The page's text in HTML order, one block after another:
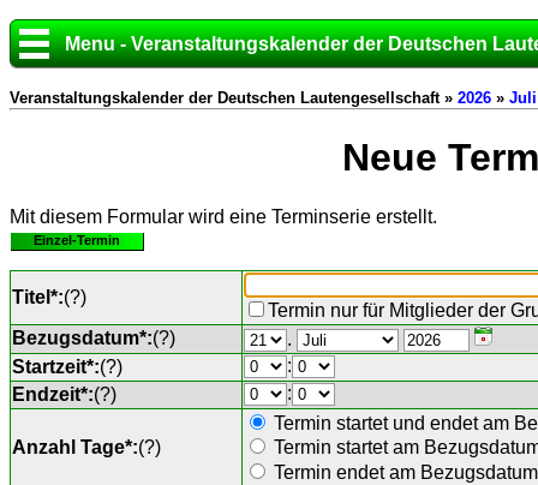
Menu - Veranstaltungskalender der Deutschen
Veranstaltungskalender der Deutschen Lautengesellschaft » 2026 » Juli
Neue
Mit diesem Formular wird eine Terminserie erstellt.
Einzel-Termin
Titel*:(?)
Termin nur für Mitglieder der
Bezugsdatum*:(?)
.
Startzeit*:(?)
:
Endzeit*:(?) :
Anzahl Tage*:(?)
Termin startet und endet am
Termin startet am
Termin endet am